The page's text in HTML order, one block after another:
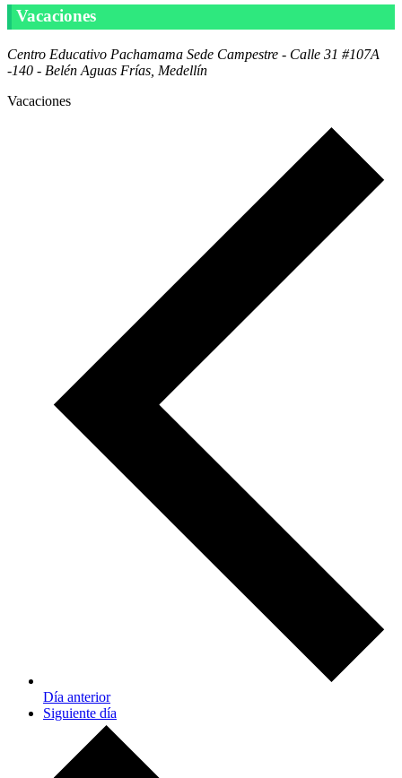
Vacaciones
Centro Educativo Pachamama Sede Campestre - Calle 31 #107A
-140 - Belén Aguas Frías, Medellín
Vacaciones
Día anterior
Siguiente día